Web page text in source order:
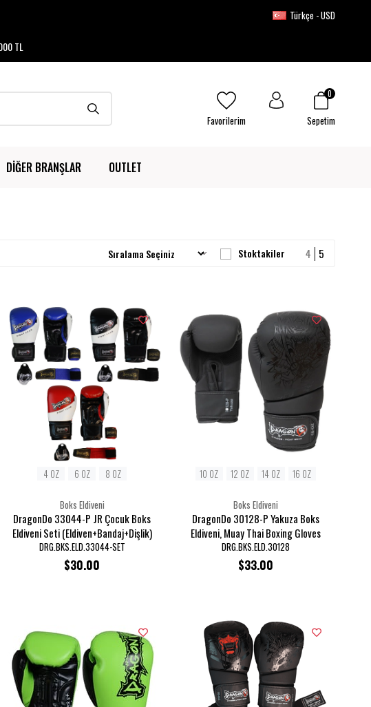
TL
Türkçe - USD
Sepetim
0
Favorilerim
DİĞER BRANŞLAR OUTLET
Stoktakiler
Boks Eldiveni
DragonDo 33044-P JR Çocuk Boks
Eldiveni Seti (Eldiven+Bandaj+Dişlik)
DRG.BKS.ELD.33044-SET
$30.00
4 OZ 6 OZ 8 OZ
Boks Eldiveni
DragonDo 30128-P Yakuza Boks
Eldiveni, Muay Thai Boxing Gloves
DRG.BKS.ELD.30128
$33.00
10 OZ 12 OZ 14 OZ 16 OZ